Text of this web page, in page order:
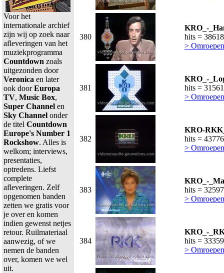
Voor het
internationale archief
zijn wij op zoek naar
afleveringen van het
muziekprogramma
Countdown zoals
uitgezonden door
Veronica en later
ook doorEuropa
TV, Music Box,
Super Channel en
Sky Channel onder
de titel Countdown
Europe's Number 1
Rockshow. Alles is
welkom; interviews,
presentaties,
optredens. Liefst
complete
afleveringen. Zelf
opgenomen banden
zetten we gratis voor
je over en komen
indien gewenst netjes
retour. Ruilmateriaal
aanwezig, of we
nemen de banden
over, komen we wel
uit.
380
KRO_-
hits = 38618
>
381
KRO_-
hits = 31561
>
382
KRO-
hits = 43776
>
383
KRO_-
hits = 32597
>
384
KRO_-
hits = 33359
>